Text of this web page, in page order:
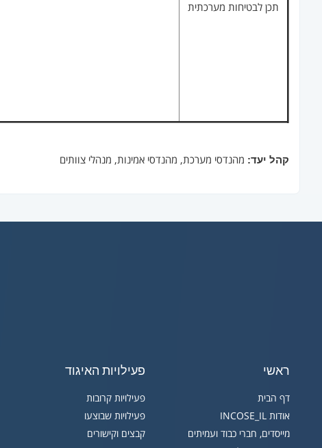
תכן לבטיחות מערכתית
קהל יעד: מהנדסי מערכת, מהנדסי אמינות, מנהלי צוותים
פעילויות האיגוד
פעילויות קרובות
פעילויות שבוצעו
קבצים וקישורים
ראשי
דף הבית
אודות INCOSE_IL
מייסדים, חברי כבוד ועמיתים